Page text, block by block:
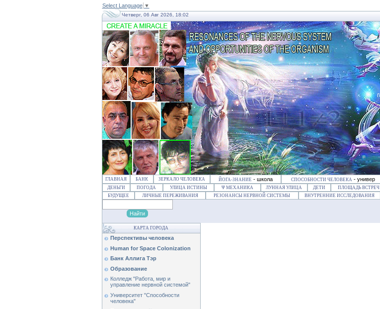
Select Language ▼
Четверг, 06 Авг 2026, 18:02
ГЛАВНАЯ БАНК ЗЕРКАЛО ЧЕЛОВЕКА ЙОГА-ЗНАНИЕ - школа СПОСОБНОСТИ ЧЕЛОВЕКА - универ
ДЕНЬГИ
ПОГОДА УЛИЦА ИСТИНЫ Ψ МЕХАНИКА ЛУННАЯ УЛИЦА ДЕТИ ПЛОЩАДЬ ВСТРЕЧ
БУДУЩЕЕ
ЛИЧНЫЕ ПЕРЕЖИВАНИЯ РЕЗОНАНСЫ НЕРВНОЙ СИСТЕМЫ ВНУТРЕННИЕ ИССЛЕДОВАНИЯ
КАРТА ГОРОДА
Перспективы человека
Human for Space Colonization
Банк Аллига Тэр
Образование
Колледж "Работа, мир и
управление нервной системой"
Университет "Способности
человека"